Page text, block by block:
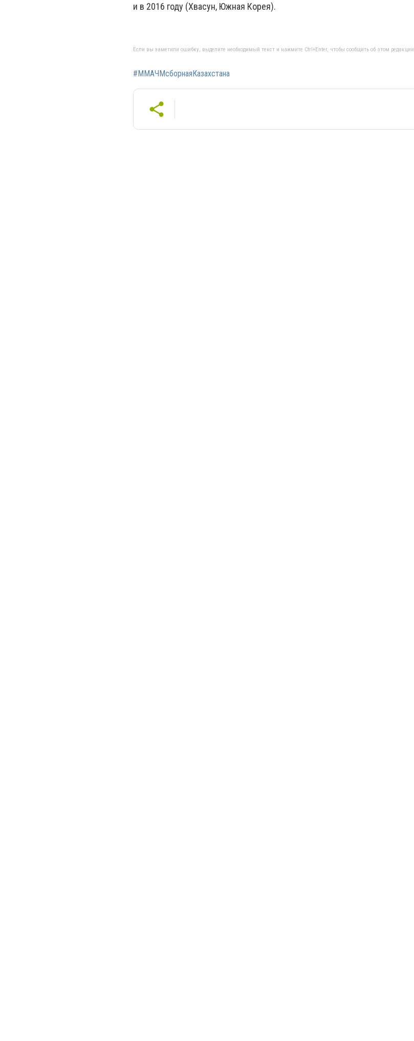
и в 2016 году (Хвасун, Южная Корея).
Если вы заметили ошибку, выделите необходимый текст и нажмите Ctrl+Enter, чтобы сообщить об этом редакции
#ММАЧМсборнаяКазахстана